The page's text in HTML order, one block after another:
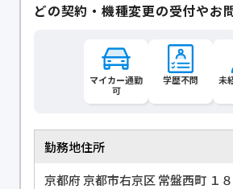
どの契約・機種変更の受付やお
マイカー通勤
可
学歴不問 未
勤務地住所
京都府 京都市右京区 常盤西町 １